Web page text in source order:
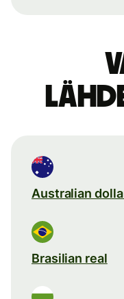
Australian
Brasilian real